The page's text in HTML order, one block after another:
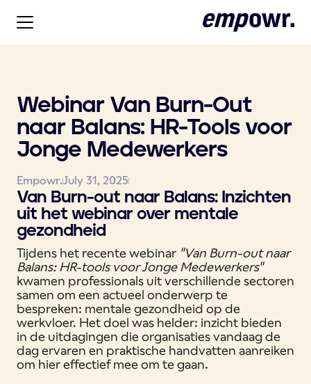
Webinar Van Burn-Out
naar Balans: HR-Tools voor
Jonge Medewerkers
Empowr.July 31, 2025
Van Burn-out naar Balans: Inzichten
uit het webinar over mentale
gezondheid
Tijdens het recente webinar "Van Burn-out naar
Balans: HR-tools voor Jonge Medewerkers"
kwamen professionals uit verschillende sectoren
samen om een actueel onderwerp te
bespreken: mentale gezondheid op de
werkvloer. Het doel was helder: inzicht bieden
in de uitdagingen die organisaties vandaag de
dag ervaren en praktische handvatten aanreiken
om hier effectief mee om te gaan.